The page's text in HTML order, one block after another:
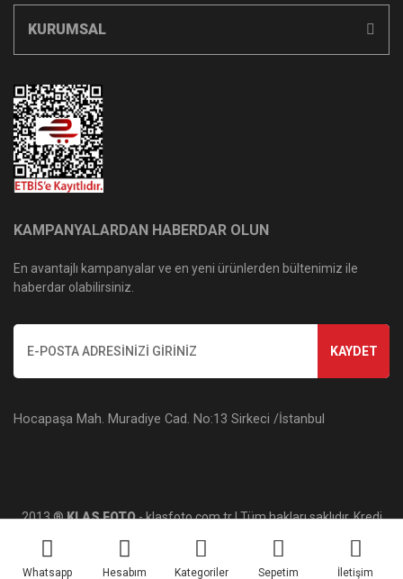
Whatsapp Hesabım Kategoriler Sepetim İletişim
KURUMSAL
KAMPANYALARDAN HABERDAR OLUN
En avantajlı kampanyalar ve en yeni ürünlerden bültenimiz ile
haberdar olabilirsiniz.
KAYDET
Hocapaşa Mah. Muradiye Cad. No:13 Sirkeci /İstanbul
2013 ®KLAS FOTO- klasfoto.com.tr | Tüm hakları saklıdır. Kredi